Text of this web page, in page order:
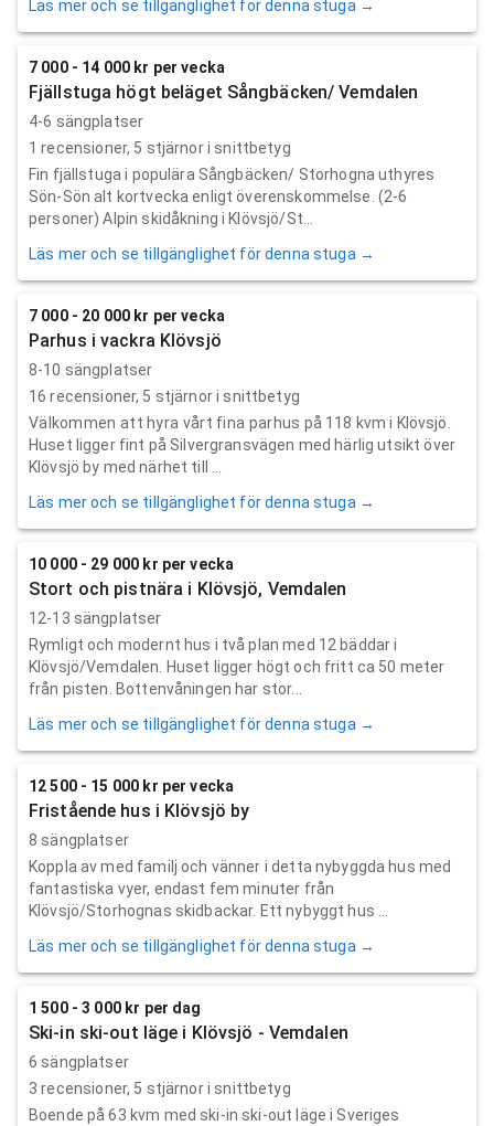
Läs mer och se tillgänglighet för denna stuga →
7 000 - 14 000 kr per vecka
Fjällstuga högt beläget Sångbäcken/ Vemdalen
4-6 sängplatser
1 recensioner, 5 stjärnor i snittbetyg
Fin fjällstuga i populära Sångbäcken/ Storhogna uthyres
Sön-Sön alt kortvecka enligt överenskommelse. (2-6
personer) Alpin skidåkning i Klövsjö/St...
Läs mer och se tillgänglighet för denna stuga →
7 000 - 20 000 kr per vecka
Parhus i vackra Klövsjö
8-10 sängplatser
16 recensioner, 5 stjärnor i snittbetyg
Välkommen att hyra vårt fina parhus på 118 kvm i Klövsjö.
Huset ligger fint på Silvergransvägen med härlig utsikt över
Klövsjö by med närhet till ...
Läs mer och se tillgänglighet för denna stuga →
10 000 - 29 000 kr per vecka
Stort och pistnära i Klövsjö, Vemdalen
12-13 sängplatser
Rymligt och modernt hus i två plan med 12 bäddar i
Klövsjö/Vemdalen. Huset ligger högt och fritt ca 50 meter
från pisten. Bottenvåningen har stor...
Läs mer och se tillgänglighet för denna stuga →
12 500 - 15 000 kr per vecka
Fristående hus i Klövsjö by
8 sängplatser
Koppla av med familj och vänner i detta nybyggda hus med
fantastiska vyer, endast fem minuter från
Klövsjö/Storhognas skidbackar. Ett nybyggt hus ...
Läs mer och se tillgänglighet för denna stuga →
1 500 - 3 000 kr per dag
Ski-in ski-out läge i Klövsjö - Vemdalen
6 sängplatser
3 recensioner, 5 stjärnor i snittbetyg
Boende på 63 kvm med ski-in ski-out läge i Sveriges